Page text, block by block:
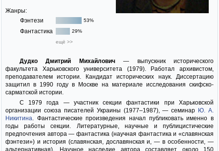
Жанры:
Фэнтези
53%
Фантастика
29%
ещё >>
Дудко Дмитрий Михайлович— выпускник исторического
факультета Харьковского университета (1979). Работал архивистом,
преподавателем истории. Кандидат исторических наук. Диссертацию
защитил в 1990 году в Москве на материале исследования скифско-
сарматской истории.
С 1979 года — участник секции фантастики при Харьковской
организации союза писателей Украины (1977–1987), — семинар Ю. А.
Никитина. Фантастические произведения начал публиковать именно в
годы работы секции. Литературные, научные и публицистические
предпочтения автора — фантастика (научная фантастика и «славянская
фэнтези») и история (славянская, дославянская и, — в особенности, —
альтернативная). Научное наследие автора составляет около 150